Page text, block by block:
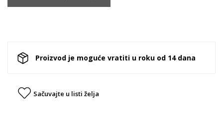
Proizvod je moguće vratiti u roku od 14 dana
Sačuvajte u listi želja